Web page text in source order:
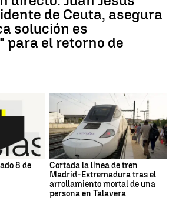
de Ceuta, asegura
solución es
para el retorno de
8 de
Cortada la línea de tren
Madrid-Extremadura tras el
arrollamiento mortal de una
persona en Talavera